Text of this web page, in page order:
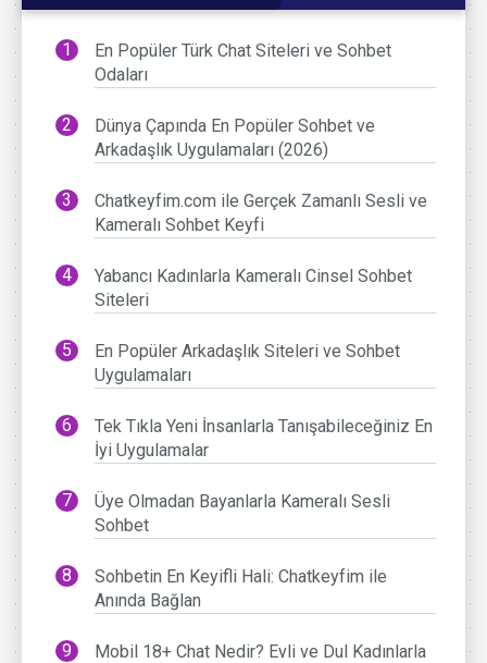
En Popüler Türk Chat Siteleri ve Sohbet
Odaları
Dünya Çapında En Popüler Sohbet ve
Arkadaşlık Uygulamaları (2026)
Chatkeyfim.com ile Gerçek Zamanlı Sesli ve
Kameralı Sohbet Keyfi
Yabancı Kadınlarla Kameralı Cinsel Sohbet
Siteleri
En Popüler Arkadaşlık Siteleri ve Sohbet
Uygulamaları
Tek Tıkla Yeni İnsanlarla Tanışabileceğiniz En
İyi Uygulamalar
Üye Olmadan Bayanlarla Kameralı Sesli
Sohbet
Sohbetin En Keyifli Hali: Chatkeyfim ile
Anında Bağlan
Mobil 18+ Chat Nedir? Evli ve Dul Kadınlarla